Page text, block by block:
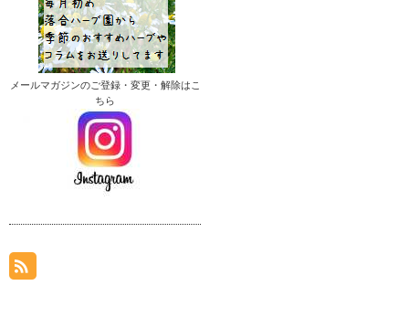
メールマガジンのご登録・変更・解除はこ
ちら